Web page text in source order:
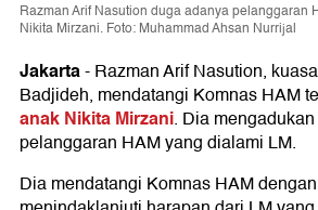
Razman Arif Nasution duga adanya pelanggaran
Nikita Mirzani. Foto: Muhammad Ahsan Nurrijal
Jakarta-Razman Arif Nasution,
Badjideh, mendatangi Komnas HAM
anak Nikita Mirzani. Dia
pelanggaran HAM yang dialami LM.
Dia mendatangi Komnas HAM